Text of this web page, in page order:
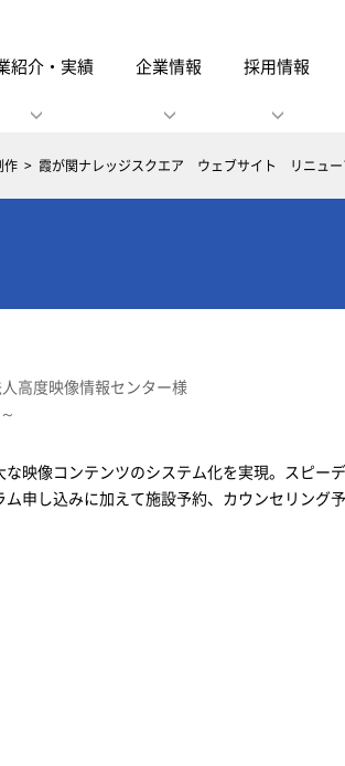
紹介・ 実績 企業情報 採用情報
作 霞が関ナレッジスクエア ウェブサイト リニュー
高度映像情報センター様
な映像コンテンツのシステム化を実現。スピー
ム申し込みに加えて施設予約、カウンセリング